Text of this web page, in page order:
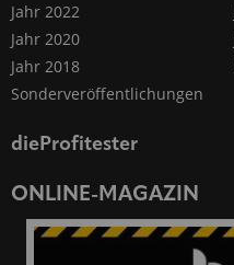
Jahr 2022
Jahr 2020
Jahr 2018
Sonderveröffentlichungen
dieProfitester
ONLINE-MAGAZIN